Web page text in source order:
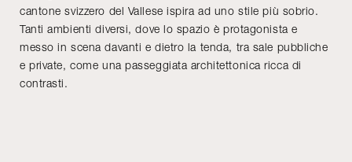
cantone svizzero del Vallese ispira ad uno stile più sobrio.
Tanti ambienti diversi, dove lo spazio è protagonista e
messo in scena davanti e dietro la tenda, tra sale pubbliche
e private, come una passeggiata architettonica ricca di
contrasti.